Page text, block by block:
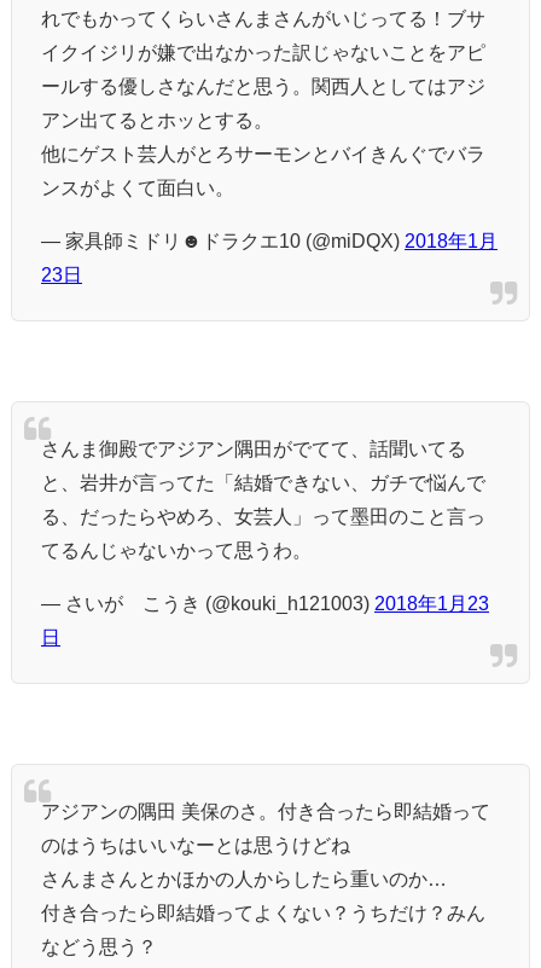
れでもかってくらいさんまさんがいじってる！ブサ
イクイジリが嫌で出なかった訳じゃないことをアピ
ールする優しさなんだと思う。関西人としてはアジ
アン出てるとホッとする。
他にゲスト芸人がとろサーモンとバイきんぐでバラ
ンスがよくて面白い。
— 家具師ミドリ☻ドラクエ10 (@miDQX) 2018年1月
23日
さんま御殿でアジアン隅田がでてて、話聞いてる
と、岩井が言ってた「結婚できない、ガチで悩んで
る、だったらやめろ、女芸人」って墨田のこと言っ
てるんじゃないかって思うわ。
— さいが こうき (@kouki_h121003) 2018年1月23
日
アジアンの隅田 美保のさ。付き合ったら即結婚って
のはうちはいいなーとは思うけどね
さんまさんとかほかの人からしたら重いのか…
付き合ったら即結婚ってよくない？うちだけ？みん
などう思う？